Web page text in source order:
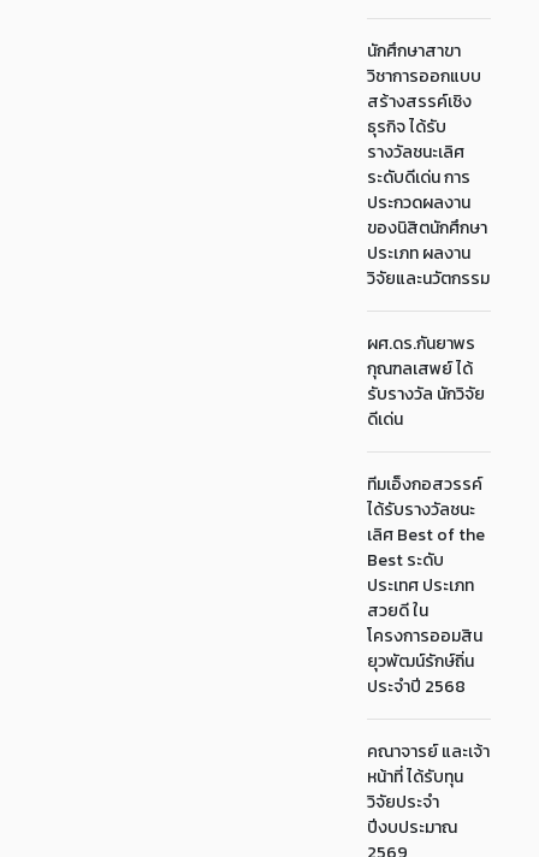
นักศึกษาสาขา
วิชาการออกแบบ
สร้างสรรค์เชิง
ธุรกิจ ได้รับ
รางวัลชนะเลิศ
ระดับดีเด่น การ
ประกวดผลงาน
ของนิสิตนักศึกษา
ประเภท ผลงาน
วิจัยและนวัตกรรม
ผศ.ดร.กันยาพร
กุณฑลเสพย์ ได้
รับรางวัล นักวิจัย
ดีเด่น
ทีมเอ็งกอสวรรค์
ได้รับรางวัลชนะ
เลิศ Best of the
Best ระดับ
ประเทศ ประเภท
สวยดี ใน
โครงการออมสิน
ยุวพัฒน์รักษ์ถิ่น
ประจำปี 2568
คณาจารย์ และเจ้า
หน้าที่ ได้รับทุน
วิจัยประจำ
ปีงบประมาณ